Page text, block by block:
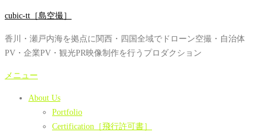
コ
テ
ン
ツ
cubic-tt［島空撮］
香川・瀬戸内海を拠点に関西・四国全域でドローン空撮・自治体
PV・企業PV・観光PR映像制作を行うプロダクション
メニュー
About Us
Portfolio
Certification［飛行許可書］